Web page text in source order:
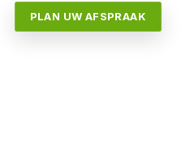
PLAN UW AFSPRAAK